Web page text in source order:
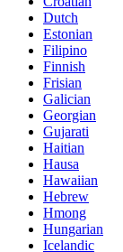
Dutch
Estonian
Filipino
Finnish
Frisian
Galician
Georgian
Gujarati
Haitian
Hausa
Hawaiian
Hebrew
Hmong
Hungarian
Icelandic